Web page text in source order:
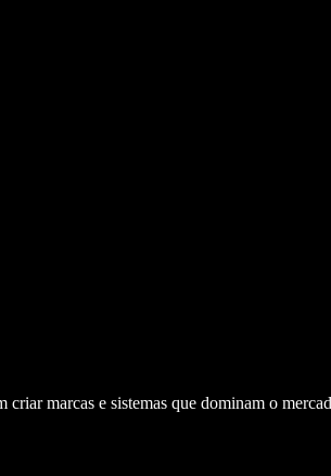
marcas e sistemas que dominam o